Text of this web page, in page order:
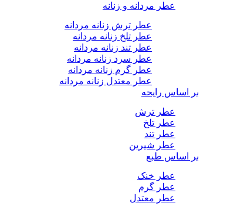
عطر مردانه و زنانه
عطر ترش زنانه مردانه
عطر تلخ زنانه مردانه
عطر تند زنانه مردانه
عطر سرد زنانه مردانه
عطر گرم زنانه مردانه
عطر معتدل زنانه مردانه
بر اساس رایحه
عطر ترش
عطر تلخ
عطر تند
عطر شیرین
بر اساس طبع
عطر خنک
عطر گرم
عطر معتدل